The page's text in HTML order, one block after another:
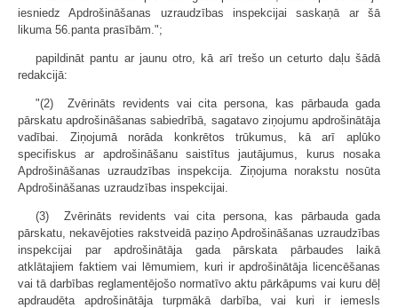
iesniedz Apdrošināšanas uzraudzības inspekcijai saskaņā ar šā
likuma 56.panta prasībām.";
papildināt pantu ar jaunu otro, kā arī trešo un ceturto daļu šādā
redakcijā:
"(2) Zvērināts revidents vai cita persona, kas pārbauda gada
pārskatu apdrošināšanas sabiedrībā, sagatavo ziņojumu apdrošinātāja
vadībai. Ziņojumā norāda konkrētos trūkumus, kā arī aplūko
specifiskus ar apdrošināšanu saistītus jautājumus, kurus nosaka
Apdrošināšanas uzraudzības inspekcija. Ziņojuma norakstu nosūta
Apdrošināšanas uzraudzības inspekcijai.
(3) Zvērināts revidents vai cita persona, kas pārbauda gada
pārskatu, nekavējoties rakstveidā paziņo Apdrošināšanas uzraudzības
inspekcijai par apdrošinātāja gada pārskata pārbaudes laikā
atklātajiem faktiem vai lēmumiem, kuri ir apdrošinātāja licencēšanas
vai tā darbības reglamentējošo normatīvo aktu pārkāpums vai kuru dēļ
apdraudēta apdrošinātāja turpmākā darbība, vai kuri ir iemesls